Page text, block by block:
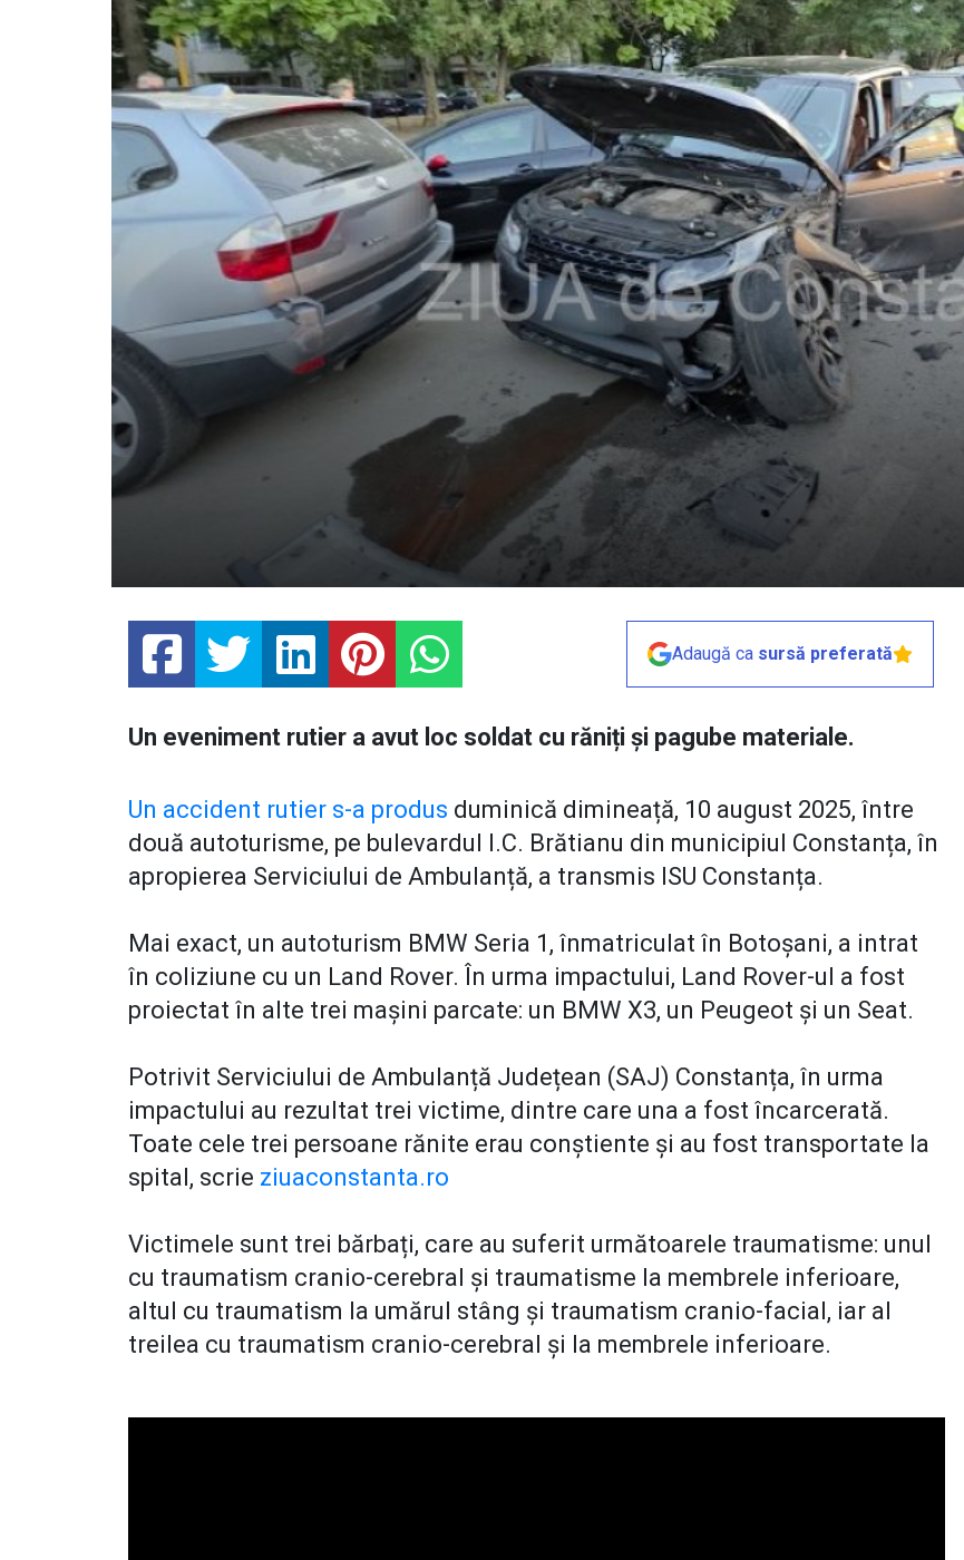
Adaugă ca sursă preferată
Un eveniment rutier a avut loc soldat cu răniți și pagube materiale.
Un accident rutier s-a produs duminică dimineață, 10 august 2025, între
două autoturisme, pe bulevardul I.C. Brătianu din municipiul Constanța, în
apropierea Serviciului de Ambulanță, a transmis ISU Constanța.
Mai exact, un autoturism BMW Seria 1, înmatriculat în Botoșani, a intrat
în coliziune cu un Land Rover. În urma impactului, Land Rover-ul a fost
proiectat în alte trei mașini parcate: un BMW X3, un Peugeot și un Seat.
Potrivit Serviciului de Ambulanță Județean (SAJ) Constanța, în urma
impactului au rezultat trei victime, dintre care una a fost încarcerată.
Toate cele trei persoane rănite erau conștiente și au fost transportate la
spital, scrie ziuaconstanta.ro
Victimele sunt trei bărbați, care au suferit următoarele traumatisme: unul
cu traumatism cranio-cerebral și traumatisme la membrele inferioare,
altul cu traumatism la umărul stâng și traumatism cranio-facial, iar al
treilea cu traumatism cranio-cerebral și la membrele inferioare.